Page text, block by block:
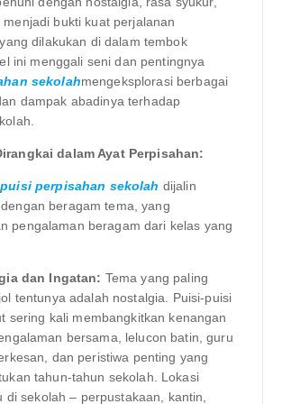
bukti kuat perjalanan
dilakukan di dalam tembok
ini menggali seni dan pentingnya
sekolahmengeksplorasi berbagai
dampak abadinya terhadap
dalam Ayat Perpisahan:
puisi perpisahan sekolah dijalin
beragam tema, yang
pengalaman beragam dari kelas yang
dan Ingatan: Tema yang paling
tentunya adalah nostalgia. Puisi-puisi
sering kali membangkitkan kenangan
bersama, lelucon batin, guru
dan peristiwa penting yang
tahun-tahun sekolah. Lokasi
di sekolah – perpustakaan, kantin,